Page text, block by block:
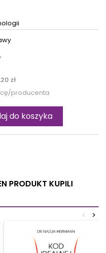
zł
producenta
do koszyka
PRODUKT KUPILI
>
<